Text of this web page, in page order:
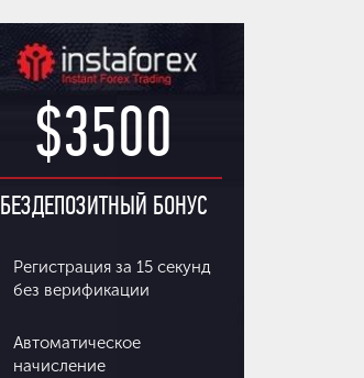
$3500
БЕЗДЕПОЗИТНЫЙ БОНУС
Регистрация за 15 секунд
без верификации
Автоматическое
начисление